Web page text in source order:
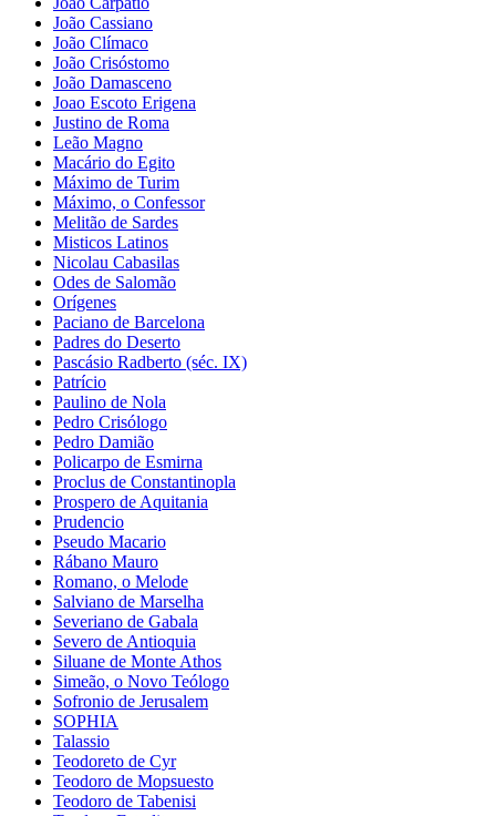
João Cassiano
João Clímaco
João Crisóstomo
João Damasceno
Joao Escoto Erigena
Justino de Roma
Leão Magno
Macário do Egito
Máximo de Turim
Máximo, o Confessor
Melitão de Sardes
Misticos Latinos
Nicolau Cabasilas
Odes de Salomão
Orígenes
Paciano de Barcelona
Padres do Deserto
Pascásio Radberto (séc. IX)
Patrício
Paulino de Nola
Pedro Crisólogo
Pedro Damião
Policarpo de Esmirna
Proclus de Constantinopla
Prospero de Aquitania
Prudencio
Pseudo Macario
Rábano Mauro
Romano, o Melode
Salviano de Marselha
Severiano de Gabala
Severo de Antioquia
Siluane de Monte Athos
Simeão, o Novo Teólogo
Sofronio de Jerusalem
SOPHIA
Talassio
Teodoreto de Cyr
Teodoro de Mopsuesto
Teodoro de Tabenisi